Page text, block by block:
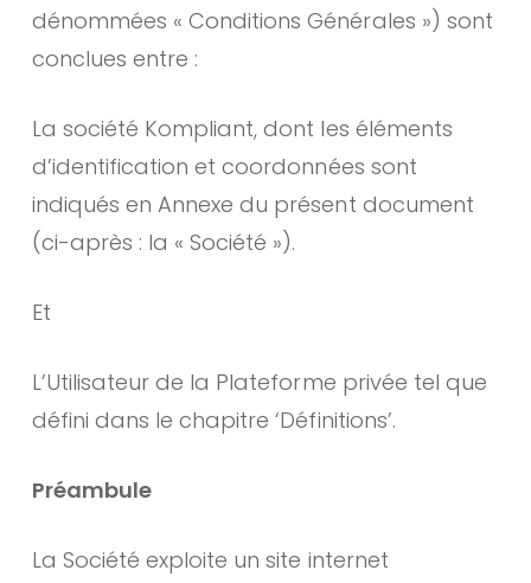
dénommées « Conditions Générales ») sont
conclues entre :
La société Kompliant, dont les éléments
d’identification et coordonnées sont
indiqués en Annexe du présent document
(ci-après : la « Société »).
Et
L’Utilisateur de la Plateforme privée tel que
défini dans le chapitre ‘Définitions’.
Préambule
La Société exploite un site internet